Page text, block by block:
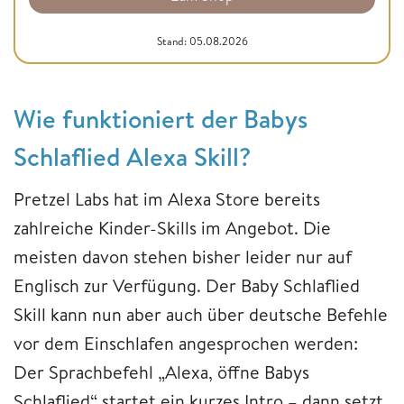
Stand: 05.08.2026
Wie funktioniert der Babys
Schlaflied Alexa Skill?
Pretzel Labs hat im Alexa Store bereits
zahlreiche Kinder-Skills im Angebot. Die
meisten davon stehen bisher leider nur auf
Englisch zur Verfügung. Der Baby Schlaflied
Skill kann nun aber auch über deutsche Befehle
vor dem Einschlafen angesprochen werden:
Der Sprachbefehl „Alexa, öffne Babys